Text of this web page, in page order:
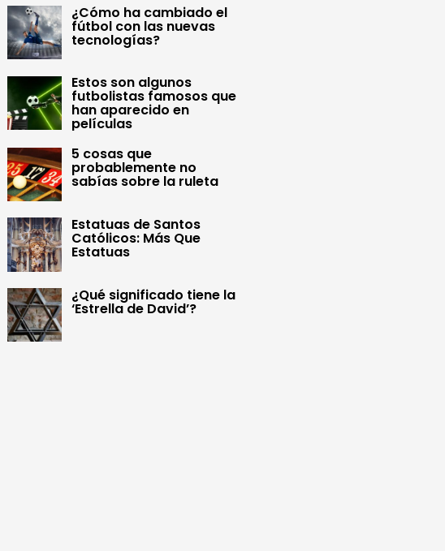
¿Cómo ha cambiado el
fútbol con las nuevas
tecnologías?
Estos son algunos
futbolistas famosos que
han aparecido en
películas
5 cosas que
probablemente no
sabías sobre la ruleta
Estatuas de Santos
Católicos: Más Que
Estatuas
¿Qué significado tiene la
‘Estrella de David’?